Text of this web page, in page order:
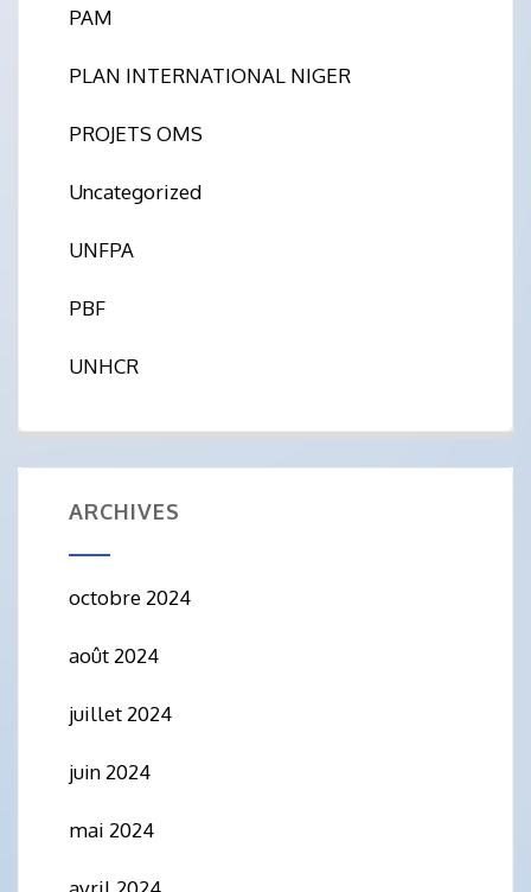
PAM
PLAN INTERNATIONAL NIGER
PROJETS OMS
Uncategorized
UNFPA
PBF
UNHCR
ARCHIVES
octobre 2024
août 2024
juillet 2024
juin 2024
mai 2024